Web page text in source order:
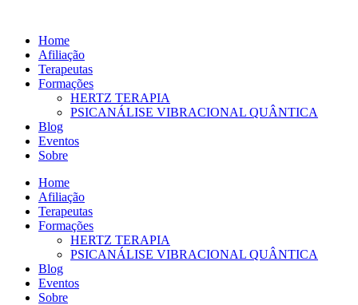
conteúdo
Home
Afiliação
Terapeutas
Formações
HERTZ TERAPIA
PSICANÁLISE VIBRACIONAL QUÂNTICA
Blog
Eventos
Sobre
Home
Afiliação
Terapeutas
Formações
HERTZ TERAPIA
PSICANÁLISE VIBRACIONAL QUÂNTICA
Blog
Eventos
Sobre